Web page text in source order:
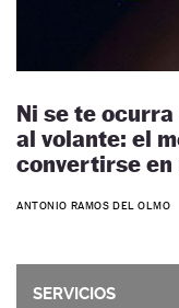
Ni se te
al volante: el
convertirse en
ANTONIO RAMOS DEL OLMO